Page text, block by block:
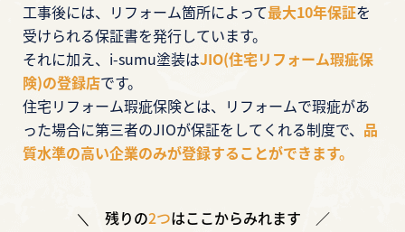
工事後には、リフォーム箇所によって最大10年保証を
受けられる保証書を発行しています。
それに加え、i-sumu塗装はJIO(住宅リフォーム瑕疵保
険)の登録店です。
住宅リフォーム瑕疵保険とは、リフォームで瑕疵があ
った場合に第三者のJIOが保証をしてくれる制度で、 品
質水準の高い企業のみが登録することができます。
残りの2つはここからみれます